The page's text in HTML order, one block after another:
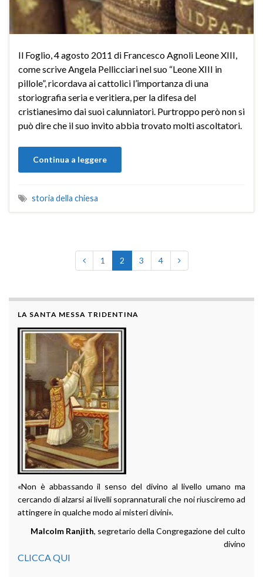
Il Foglio, 4 agosto 2011 di Francesco Agnoli Leone XIII,
come scrive Angela Pellicciari nel suo “Leone XIII in
pillole”, ricordava ai cattolici l’importanza di una
storiografia seria e veritiera, per la difesa del
cristianesimo dai suoi calunniatori. Purtroppo però non si
può dire che il suo invito abbia trovato molti ascoltatori.
Continua a leggere
storia della chiesa
1 2 3 4
LA SANTA MESSA TRIDENTINA
«Non è abbassando il senso del divino al livello umano ma
cercando di alzarsi ai livelli soprannaturali che noi riusciremo ad
attingere in qualche modo ai misteri divini».
Malcolm Ranjith, segretario della Congregazione del culto
divino
CLICCA QUI